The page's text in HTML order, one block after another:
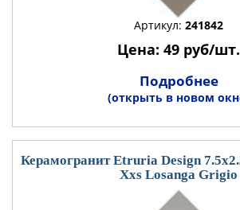
Артикул: 241842
Цена: 49 руб/шт.
Подробнее
(открыть в новом
Керамогранит Etruria Design
Xxs Losanga Grigio